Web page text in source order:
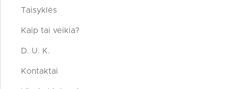
Taisyklės
Kaip tai veikia?
D. U. K.
Kontaktai